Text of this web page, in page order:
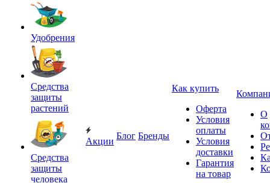
Удобрения
Средства
защиты
растений
Средства
защиты
человека
Акции
Блог Бренды
Как купить
Оферта
Условия
оплаты
Условия
доставки
Гарантия
на товар
О